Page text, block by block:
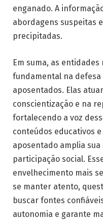
enganado. A
abordagens suspeitas
precipitadas.
Em suma, as
fundamental na
aposentados. Elas
conscientização e na
fortalecendo a voz
conteúdos educativos
aposentado amplia
participação social.
envelhecimento mais
se manter atento,
buscar fontes
autonomia e garante